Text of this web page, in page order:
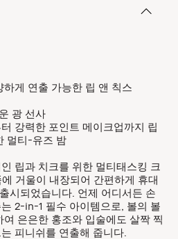
게 연출 가능한 립 앤 칙스
광 선사
강력한 포인트 메이크업까지 립
멀티-유즈 밤
립과 치크를 위한 멀티태스킹 크
거울이 내장되어 간편하게 휴대
시되었습니다. 언제 어디서든 손
2-in-1 필수 아이템으로, 볼의 볼
은은한 홍조와 입술에도 살짝 찍
피니쉬를 연출해 줍니다.